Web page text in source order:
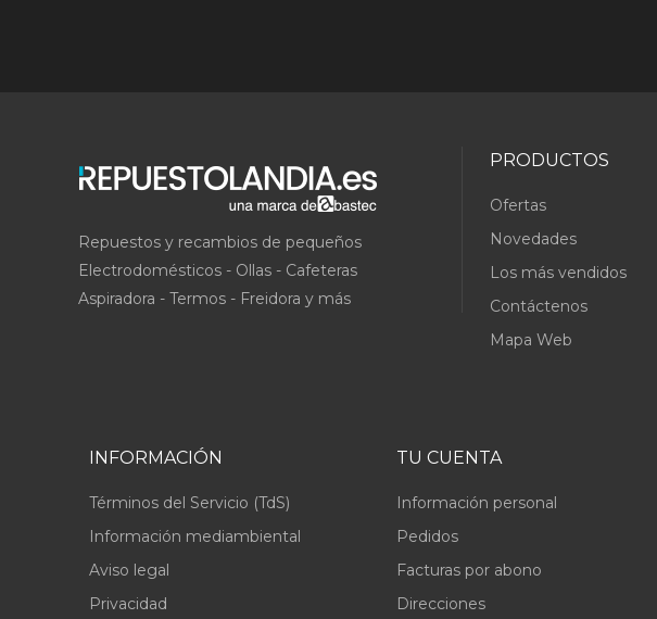
Repuestos y recambios de pequeños
Electrodomésticos - Ollas - Cafeteras
Aspiradora - Termos - Freidora y más
PRODUCTOS
Ofertas
Novedades
Los más vendidos
Contáctenos
Mapa Web
INFORMACIÓN
Términos del Servicio (TdS)
Información mediambiental
Aviso legal
Privacidad
TU CUENTA
Información personal
Pedidos
Facturas por abono
Direcciones